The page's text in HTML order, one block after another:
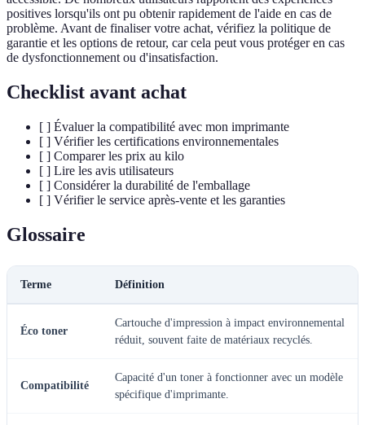
positives lorsqu'ils ont pu obtenir rapidement de l'aide en cas de
problème. Avant de finaliser votre achat, vérifiez la politique de
garantie et les options de retour, car cela peut vous protéger en cas
de dysfonctionnement ou d'insatisfaction.
Checklist avant achat
[ ] Évaluer la compatibilité avec mon imprimante
[ ] Vérifier les certifications environnementales
[ ] Comparer les prix au kilo
[ ] Lire les avis utilisateurs
[ ] Considérer la durabilité de l'emballage
[ ] Vérifier le service après-vente et les garanties
Glossaire
Terme Définition
Éco toner
Cartouche d'impression à impact environnemental
réduit, souvent faite de matériaux recyclés.
Compatibilité
Capacité d'un toner à fonctionner avec un modèle
spécifique d'imprimante.